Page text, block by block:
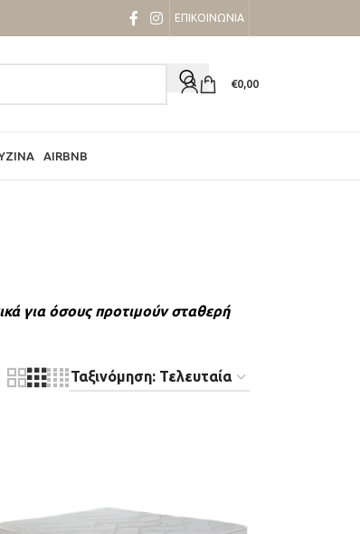
ΕΠΙΚΟΙΝΩΝΙΑ
€0,00
AIRBNB
για όσους προτιμούν σταθερή